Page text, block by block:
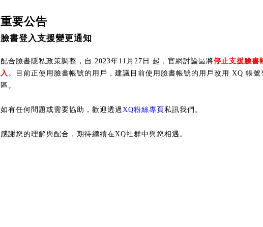
重要公告
臉書登入支援變更通知
配合臉書隱私政策調整，自 2023年11月27日 起，官網討論區將停止支援臉書
入 。目前正使用臉書帳號的用戶，建議目前使用臉書帳號的用戶改用 XQ 帳號
區。
如有任何問題或需要協助，歡迎透過XQ粉絲專頁 私訊我們。
感謝您的理解與配合，期待繼續在XQ社群中與您相遇。